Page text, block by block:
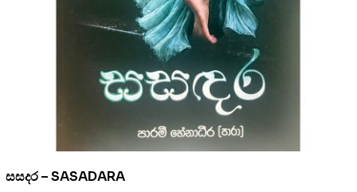
සසදර – SASADARA